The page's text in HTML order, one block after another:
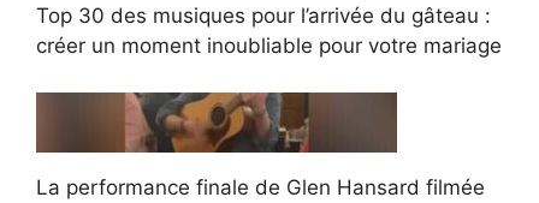
Top 30 des musiques pour l’arrivée du gâteau :
créer un moment inoubliable pour votre mariage
La performance finale de Glen Hansard filmée